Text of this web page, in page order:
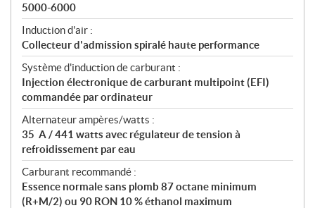
5000-6000
Induction d'air :
Collecteur d'admission spiralé haute performance
Système d'induction de carburant :
Injection électronique de carburant multipoint (EFI)
commandée par ordinateur
Alternateur ampères/watts :
35 A / 441 watts avec régulateur de tension à
refroidissement par eau
Carburant recommandé :
Essence normale sans plomb 87 octane minimum
(R+M/2) ou 90 RON 10 % éthanol maximum